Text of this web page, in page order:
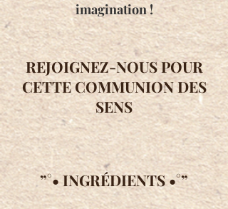
imagination !
REJOIGNEZ-NOUS POUR
CETTE COMMUNION DES
SENS
”°• INGRÉDIENTS •°”